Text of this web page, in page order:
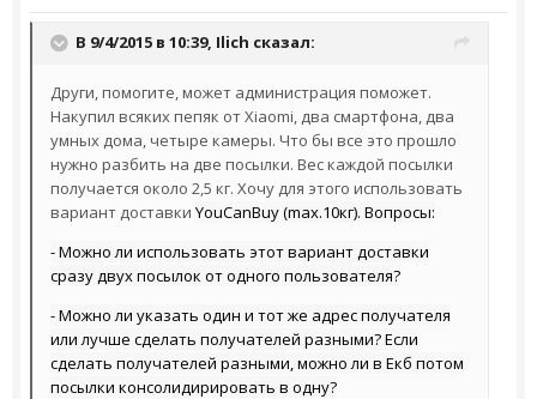
В 9/4/2015 в 10:39, Ilich сказал:
Други, помогите, может администрация поможет.
Накупил всяких пепяк от Xiaomi, два смартфона, два
умных дома, четыре камеры. Что бы все это прошло
нужно разбить на две посылки. Вес каждой посылки
получается около 2,5 кг. Хочу для этого использовать
вариант доставки YouCanBuy (max.10кг). Вопросы:
- Можно ли использовать этот вариант доставки
сразу двух посылок от одного пользователя?
- Можно ли указать один и тот же адрес получателя
или лучше сделать получателей разными? Если
сделать получателей разными, можно ли в Екб потом
посылки консолидирировать в одну?